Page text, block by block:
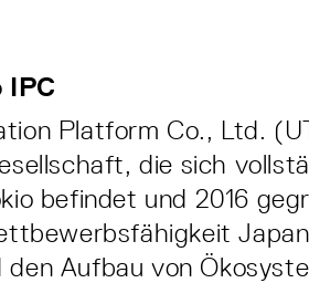
IPC
Platform Co., Ltd.
die sich
befindet und 2016
Aufbau von